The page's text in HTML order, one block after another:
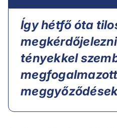
Így hétfő óta
tényekkel